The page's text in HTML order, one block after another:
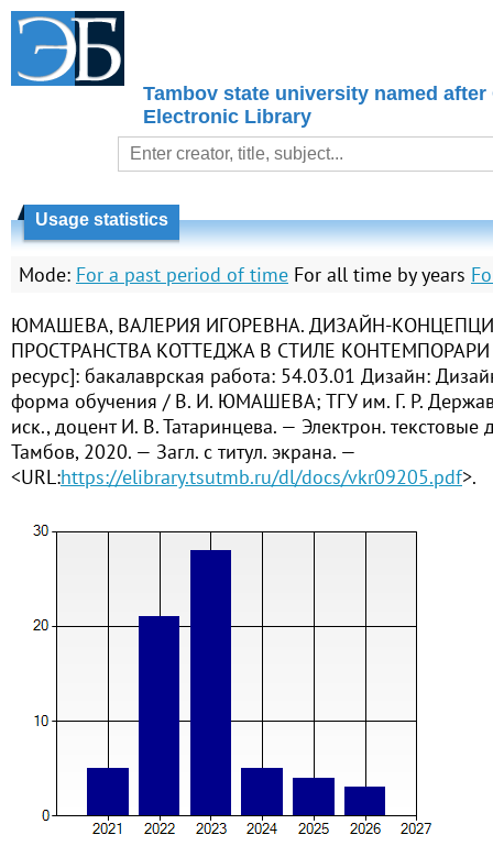
Tambov state university named after
Electronic Library
Usage statistics
Mode: For a past period of time For all time by years
ЮМАШЕВА, ВАЛЕРИЯ ИГОРЕВНА. ДИЗАЙН-
ПРОСТРАНСТВА КОТТЕДЖА В СТИЛЕ КОНТЕМПОРАРИ
ресурс]: бакалаврская работа: 54.03.01 Дизайн:
форма обучения / В. И. ЮМАШЕВА; ТГУ им. Г. Р.
иск., доцент И. В. Татаринцева. — Электрон. текстовые
Тамбов, 2020. — Загл. с титул. экрана. —
<URL:https://elibrary.tsutmb.ru/dl/docs/vkr09205.pdf>.